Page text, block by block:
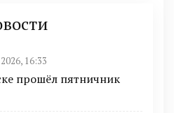
16:33
прошёл пятничник